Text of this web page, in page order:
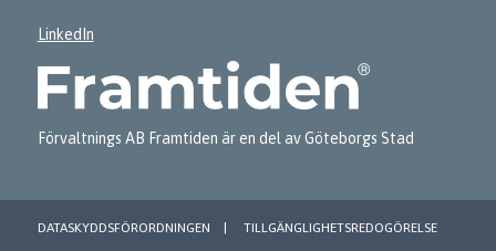
LinkedIn
Förvaltnings AB Framtiden är en del av Göteborgs Stad
DATASKYDDSFÖRORDNINGEN TILLGÄNGLIGHETSREDOGÖRELSE